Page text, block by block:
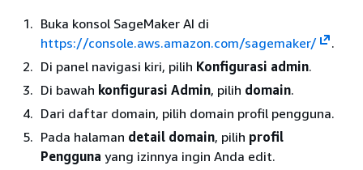
Buka konsol SageMaker AI di
https://console.aws.amazon.com/sagemaker/
.
Di panel navigasi kiri, pilih Konfigurasi admin.
Di bawah konfigurasi Admin, pilih domain.
Dari daftar domain, pilih domain profil pengguna.
Pada halaman detail domain, pilih profil
Pengguna yang izinnya ingin Anda edit.